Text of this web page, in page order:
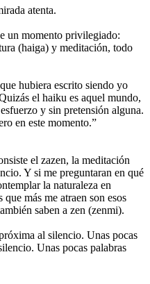
atenta.
un momento privilegiado:
(haiga) y meditación, todo
hubiera escrito siendo yo
el haiku es aquel mundo,
y sin pretensión alguna.
en este momento.”
el zazen, la meditación
Y si me preguntaran en qué
la naturaleza en
más me atraen son esos
saben a zen (zenmi).
al silencio. Unas pocas
Unas pocas palabras